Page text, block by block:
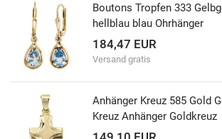
Boutons Tropfen 333
hellblau blau Ohrhänger
184,47 EUR
Versand gratis
Anhänger Kreuz 585 Gold
Kreuz Anhänger Goldkreuz